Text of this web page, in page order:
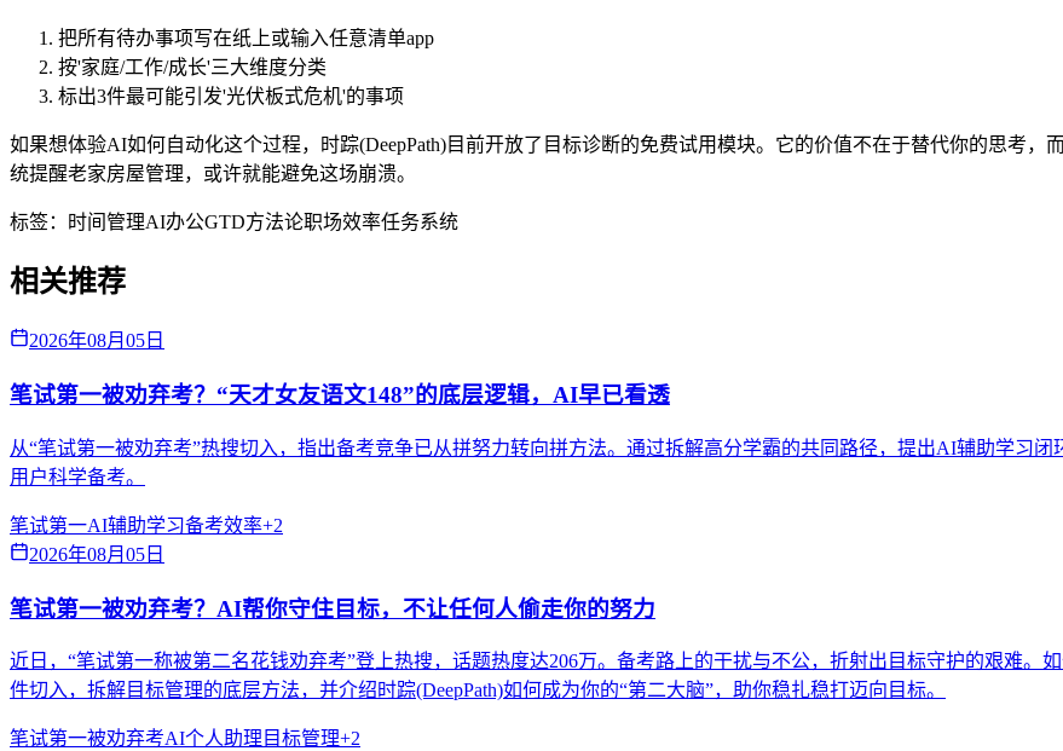
把所有待办事项写在纸上或输入任意清单app
按'家庭/工作/成长'三大维度分类
标出3件最可能引发'光伏板式危机'的事项
如果想体验AI如何自动化这个过程，时踪(DeepPath)目前开放了目标诊断的免费试用模块。它的价值不在于替代你的思考
统提醒老家房屋管理，或许就能避免这场崩溃。
标签： 时间管理AI办公GTD方法论职场效率任务系统
相关推荐
2026年08月05日
笔试第一被劝弃考？“天才女友语文148”的底层逻辑，AI早已看透
从“笔试第一被劝弃考”热搜切入，指出备考竞争已从拼努力转向拼方法。通过拆解高分学霸的共同路径，提出AI辅助学习
用户科学备考。
笔试第一AI辅助学习备考效率+2
2026年08月05日
笔试第一被劝弃考？AI帮你守住目标，不让任何人偷走你的努力
近日，“笔试第一称被第二名花钱劝弃考”登上热搜，话题热度达206万。备考路上的干扰与不公，折射出目标守护的艰难
件切入，拆解目标管理的底层方法，并介绍时踪(DeepPath)如何成为你的“第二大脑”，助你稳扎稳打迈向目标。
笔试第一被劝弃考AI个人助理 目标管理+2